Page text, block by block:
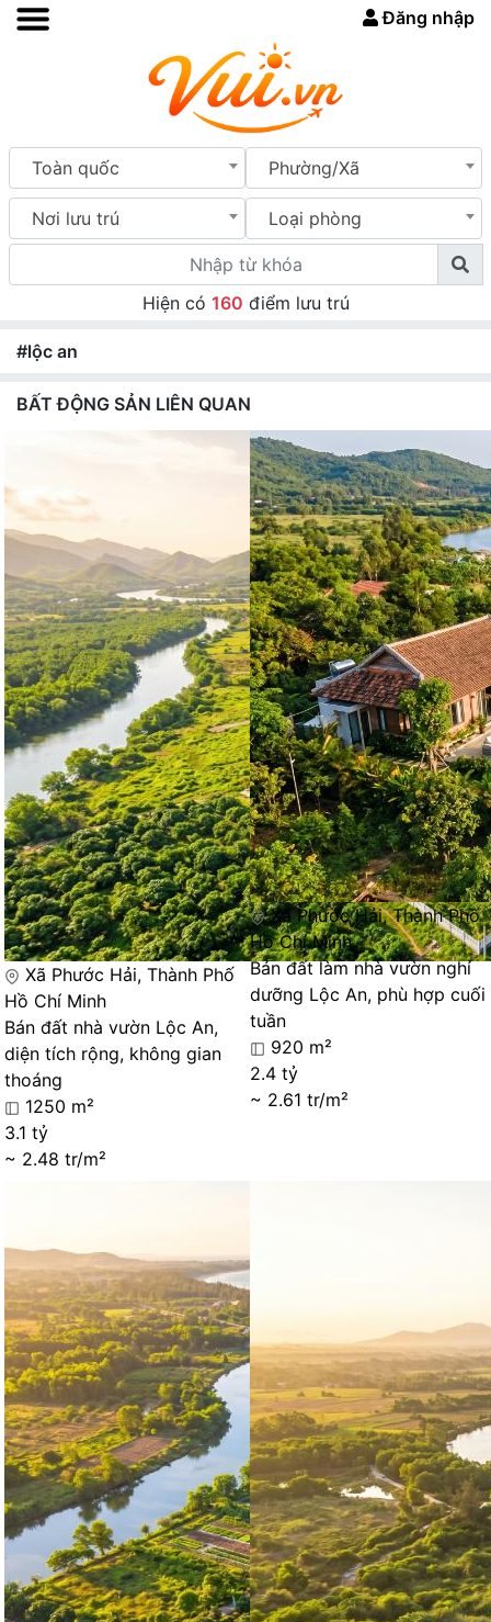
Đăng nhập
Toàn quốc Phường/Xã
Nơi lưu trú Loại phòng
Hiện có 160 điểm lưu trú
#lộc an
BẤT ĐỘNG SẢN LIÊN QUAN
Xã Phước Hải, Thành Phố
Hồ Chí Minh
Bán đất nhà vườn Lộc An,
diện tích rộng, không gian
thoáng
1250 m²
3.1 tỷ
~ 2.48 tr/m²
Xã Phước Hải, Thành Phố
Hồ Chí Minh
Bán đất làm nhà vườn nghỉ
dưỡng Lộc An, phù hợp cuối
tuần
920 m²
2.4 tỷ
~ 2.61 tr/m²